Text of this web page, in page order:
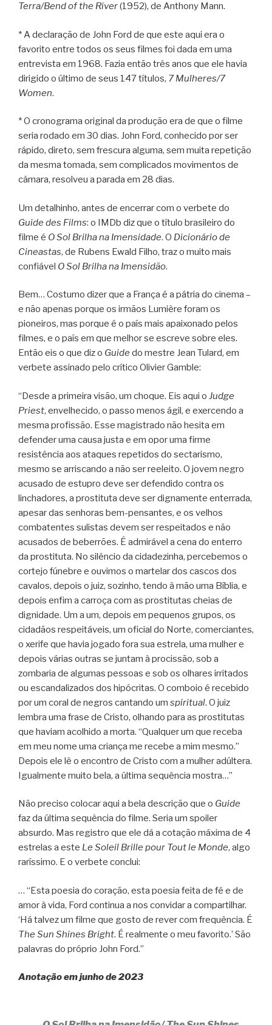
Terra/Bend of the River(1952), de Anthony Mann.
* A declaração de John Ford de que este aqui era o
favorito entre todos os seus filmes foi dada em uma
entrevista em 1968. Fazia então três anos que ele havia
dirigido o último de seus 147 títulos, 7 Mulheres/7
Women.
* O cronograma original da produção era de que o filme
seria rodado em 30 dias. John Ford, conhecido por ser
rápido, direto, sem frescura alguma, sem muita repetição
da mesma tomada, sem complicados movimentos de
câmara, resolveu a parada em 28 dias.
Um detalhinho, antes de encerrar com o verbete do
Guide des Films: o IMDb diz que o título brasileiro do
filme é O Sol Brilha na Imensidade. O Dicionário de
Cineastas, de Rubens Ewald Filho, traz o muito mais
confiável O Sol Brilha na Imensidão.
Bem… Costumo dizer que a França é a pátria do cinema –
e não apenas porque os irmãos Lumière foram os
pioneiros, mas porque é o país mais apaixonado pelos
filmes, e o país em que melhor se escreve sobre eles.
Então eis o que diz o Guide do mestre Jean Tulard, em
verbete assinado pelo crítico Olivier Gamble:
“Desde a primeira visão, um choque. Eis aqui o Judge
Priest, envelhecido, o passo menos ágil, e exercendo a
mesma profissão. Esse magistrado não hesita em
defender uma causa justa e em opor uma firme
resistência aos ataques repetidos do sectarismo,
mesmo se arriscando a não ser reeleito. O jovem negro
acusado de estupro deve ser defendido contra os
linchadores, a prostituta deve ser dignamente enterrada,
apesar das senhoras bem-pensantes, e os velhos
combatentes sulistas devem ser respeitados e não
acusados de beberrões. É admirável a cena do enterro
da prostituta. No silêncio da cidadezinha, percebemos o
cortejo fúnebre e ouvimos o martelar dos cascos dos
cavalos, depois o juiz, sozinho, tendo à mão uma Bíblia, e
depois enfim a carroça com as prostitutas cheias de
dignidade. Um a um, depois em pequenos grupos, os
cidadãos respeitáveis, um oficial do Norte, comerciantes,
o xerife que havia jogado fora sua estrela, uma mulher e
depois várias outras se juntam à procissão, sob a
zombaria de algumas pessoas e sob os olhares irritados
ou escandalizados dos hipócritas. O comboio é recebido
por um coral de negros cantando um spiritual. O juiz
lembra uma frase de Cristo, olhando para as prostitutas
que haviam acolhido a morta. “Qualquer um que receba
em meu nome uma criança me recebe a mim mesmo.”
Depois ele lê o encontro de Cristo com a mulher adúltera.
Igualmente muito bela, a última sequência mostra…”
Não preciso colocar aqui a bela descrição que o Guide
faz da última sequência do filme. Seria um spoiler
absurdo. Mas registro que ele dá a cotação máxima de 4
estrelas a este Le Soleil Brille pour Tout le Monde, algo
raríssimo. E o verbete conclui:
… “Esta poesia do coração, esta poesia feita de fé e de
amor à vida, Ford continua a nos convidar a compartilhar.
‘Há talvez um filme que gosto de rever com frequência. É
The Sun Shines Bright. É realmente o meu favorito.’ São
palavras do próprio John Ford.”
Anotação em junho de 2023